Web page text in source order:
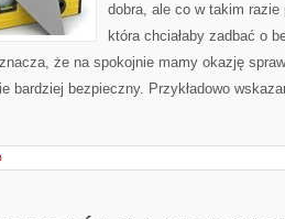
dobra, ale co w takim
która chciałaby zadbać o
że na spokojnie mamy okazję
bardziej bezpieczny. Przykładowo